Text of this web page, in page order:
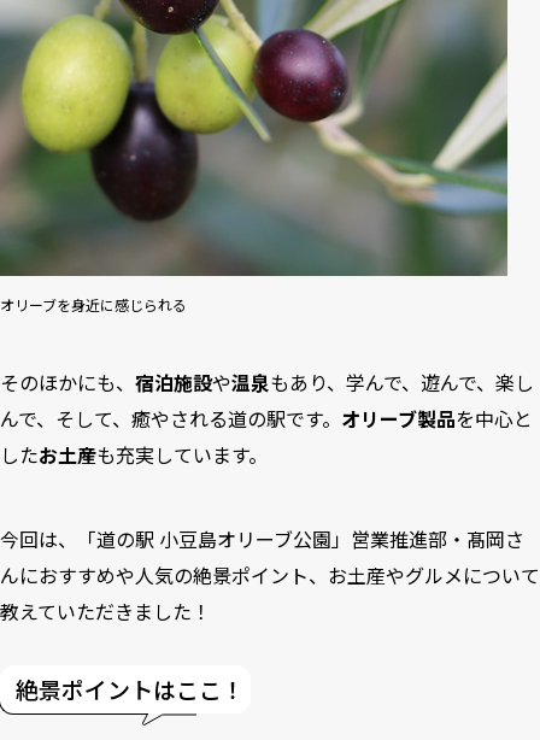
オリーブを身近に感じられる
そのほかにも、 宿泊施設や温泉もあり、学んで、遊んで、楽し
んで、そして、癒やされる道の駅です。 オリーブ製品を中心と
したお土産も充実しています。
今回は、「道の駅 小豆島オリーブ公園」営業推進部・髙岡さ
んにおすすめや人気の絶景ポイント、お土産やグルメについて
教えていただきました！
絶景ポイントはここ！